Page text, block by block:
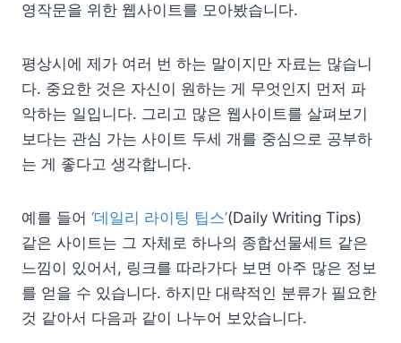
영작문을 위한 웹사이트를 모아봤습니다.
평상시에 제가 여러 번 하는 말이지만 자료는 많습니
다. 중요한 것은 자신이 원하는 게 무엇인지 먼저 파
악하는 일입니다. 그리고 많은 웹사이트를 살펴보기
보다는 관심 가는 사이트 두세 개를 중심으로 공부하
는 게 좋다고 생각합니다.
예를 들어 ‘데일리 라이팅 팁스’(Daily Writing Tips)
같은 사이트는 그 자체로 하나의 종합선물세트 같은
느낌이 있어서, 링크를 따라가다 보면 아주 많은 정보
를 얻을 수 있습니다. 하지만 대략적인 분류가 필요한
것 같아서 다음과 같이 나누어 보았습니다.